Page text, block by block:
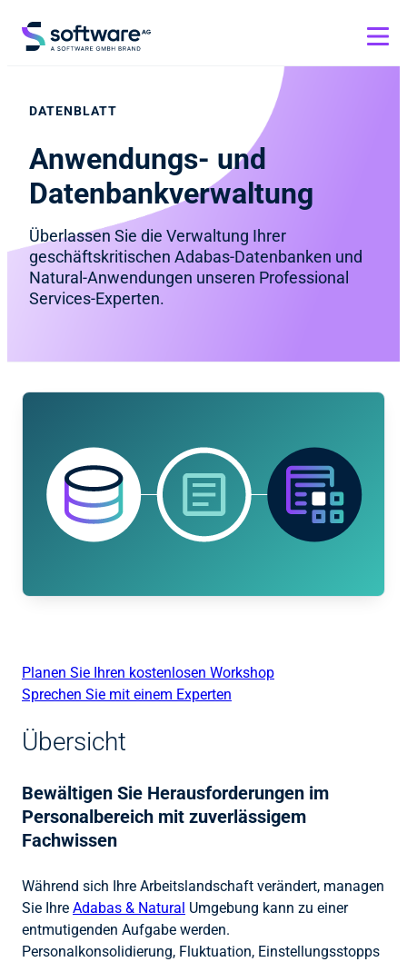
DATENBLATT
Anwendungs- und
Datenbankverwaltung
Überlassen Sie die Verwaltung Ihrer
geschäftskritischen Adabas-Datenbanken und
Natural-Anwendungen unseren Professional
Services-Experten.
Planen Sie Ihren kostenlosen Workshop
Sprechen Sie mit einem Experten
Übersicht
Bewältigen Sie Herausforderungen im
Personalbereich mit zuverlässigem
Fachwissen
Während sich Ihre Arbeitslandschaft verändert, managen
Sie Ihre Adabas & Natural Umgebung kann zu einer
entmutigenden Aufgabe werden.
Personalkonsolidierung, Fluktuation, Einstellungsstopps